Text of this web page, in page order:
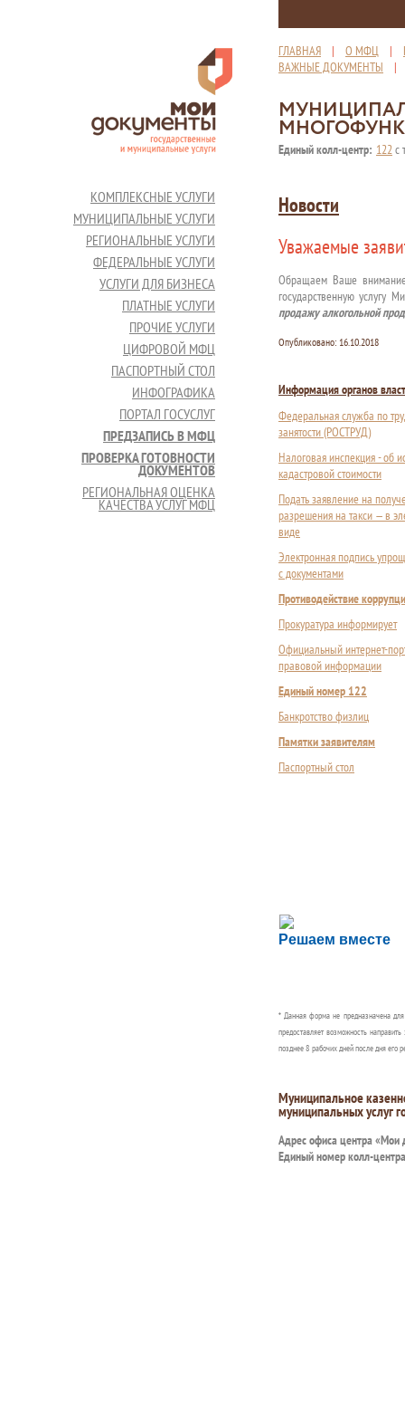
ГЛАВНАЯ | О МФЦ |
ВАЖНЫЕ ДОКУМЕНТЫ
Единый колл-центр: 122с
КОМПЛЕКСНЫЕ УСЛУГИ
МУНИЦИПАЛЬНЫЕ УСЛУГИ
РЕГИОНАЛЬНЫЕ УСЛУГИ
ФЕДЕРАЛЬНЫЕ УСЛУГИ
УСЛУГИ ДЛЯ БИЗНЕСА
ПЛАТНЫЕ УСЛУГИ
ПРОЧИЕ УСЛУГИ
ЦИФРОВОЙ МФЦ
ПАСПОРТНЫЙ СТОЛ
ИНФОГРАФИКА
ПОРТАЛ ГОСУСЛУГ
ПРЕДЗАПИСЬ В МФЦ
ПРОВЕРКА ГОТОВНОСТИ
ДОКУМЕНТОВ
РЕГИОНАЛЬНАЯ ОЦЕНКА
КАЧЕСТВА УСЛУГ МФЦ
Новости
Уважаемые
Обращаем Ваше
государственную услугу
продажу алкогольной
Опубликовано: 16.10.2018
Информация органов
Федеральная служба по
занятости (РОСТРУД)
Налоговая инспекция - об
кадастровой стоимости
Подать заявление на
разрешения на такси — в
виде
Электронная подпись
с документами
Противодействие
Прокуратура информирует
Официальный интернет-
правовой информации
Единый номер 122
Банкротство физлиц
Памятки заявителям
Паспортный стол
Решаем вместе
Сложности с
Сообщите об этом
* Данная форма не предназначена
предоставляет возможность
позднее 8 рабочих дней после дня его
Муниципальное
муниципальных услуг
Адрес офиса центра «Мои
Единый номер колл-